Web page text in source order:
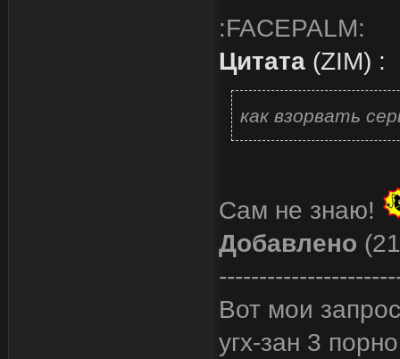
:FACEPALM:
Цитата (ZIM) :
как взорвать
Сам не знаю!
Добавлено
Вот мои
угх-зан 3 порно